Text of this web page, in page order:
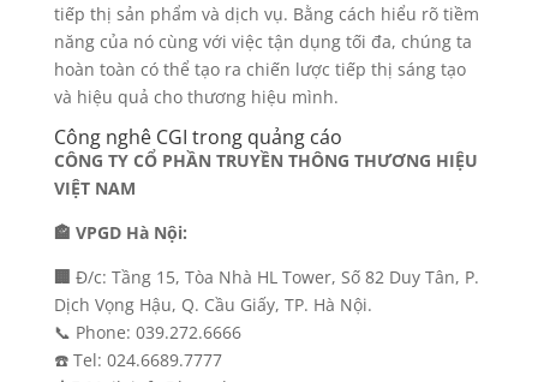
tiếp thị sản phẩm và dịch vụ. Bằng cách hiểu rõ tiềm
năng của nó cùng với việc tận dụng tối đa, chúng ta
hoàn toàn có thể tạo ra chiến lược tiếp thị sáng tạo
và hiệu quả cho thương hiệu mình.
Công nghê CGI trong quảng cáo
CÔNG TY CỔ PHẦN TRUYỀN THÔNG THƯƠNG HIỆU
VIỆT NAM
🏤 VPGD Hà Nội:
🏢 Đ/c: Tầng 15, Tòa Nhà HL Tower, Số 82 Duy Tân, P.
Dịch Vọng Hậu, Q. Cầu Giấy, TP. Hà Nội.
📞 Phone: 039.272.6666
☎️ Tel: 024.6689.7777